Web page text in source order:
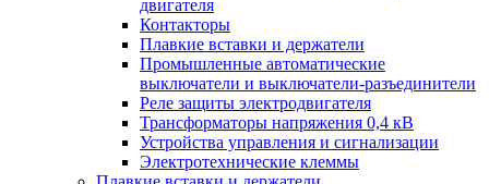
двигателя
Контакторы
Плавкие вставки и держатели
Промышленные автоматические
выключатели и выключатели-разъединители
Реле защиты электродвигателя
Трансформаторы напряжения 0,4 кВ
Устройства управления и сигнализации
Электротехнические клеммы